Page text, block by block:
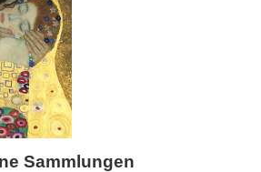
Sammlungen